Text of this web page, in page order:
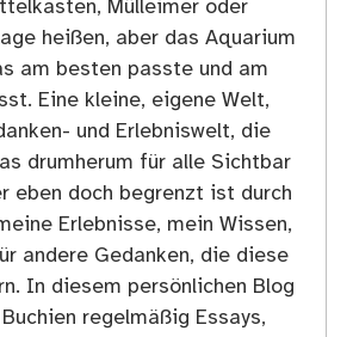
Mülleimer oder
heißen, aber das Aquarium
am besten passte und am
Eine kleine, eigene Welt,
und Erlebniswelt, die
drumherum für alle Sichtbar
eben doch begrenzt ist durch
Erlebnisse, mein Wissen,
andere Gedanken, die diese
In diesem persönlichen Blog
regelmäßig Essays,